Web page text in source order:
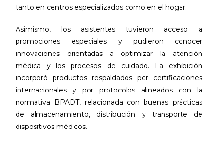
tanto en centros especializados como en el hogar.
Asimismo, los asistentes tuvieron acceso a
promociones especiales y pudieron conocer
innovaciones orientadas a optimizar la atención
médica y los procesos de cuidado. La exhibición
incorporó productos respaldados por certificaciones
internacionales y por protocolos alineados con la
normativa BPADT, relacionada con buenas prácticas
de almacenamiento, distribución y transporte de
dispositivos médicos.